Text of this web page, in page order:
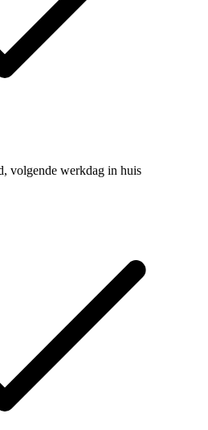
volgende werkdag in huis